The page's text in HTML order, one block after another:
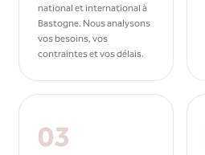
national et international à
Bastogne. Nous analysons
vos besoins, vos
contraintes et vos délais.
03